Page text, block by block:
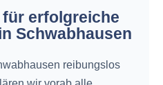
erfolgreiche
Schwabhausen
reibungslos